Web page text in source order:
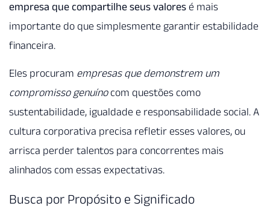
empresa que compartilhe seus valores é mais
importante do que simplesmente garantir estabilidade
financeira.
Eles procuram empresas que demonstrem um
compromisso genuínocom questões como
sustentabilidade, igualdade e responsabilidade social. A
cultura corporativa precisa refletir esses valores, ou
arrisca perder talentos para concorrentes mais
alinhados com essas expectativas.
Busca por Propósito e Significado